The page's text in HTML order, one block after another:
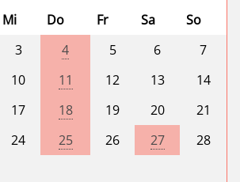
Mi Do Fr Sa
So
3 4 5 6
7
10 11 12 13
14
17 18 19 20
21
24 25 26 27
28